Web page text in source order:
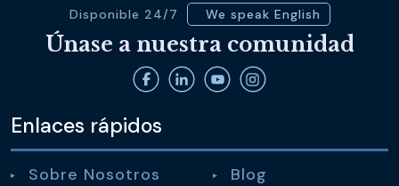
Disponible 24/7 We speak English
Únase a nuestra comunidad
Enlaces rápidos
Sobre Nosotros
Blog